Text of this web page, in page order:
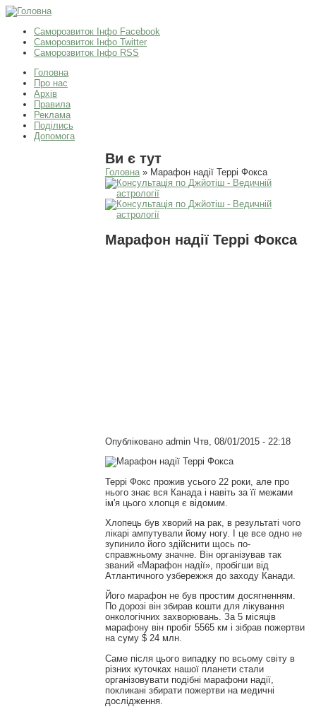
Саморозвиток Інфо Facebook
Саморозвиток Інфо Twitter
Саморозвиток Інфо RSS
Головна
Про нас
Архів
Правила
Реклама
Поділись
Допомога
Ви є тут
Головна» Марафон надії Террі Фокса
Марафон надії Террі Фокса
Опубліковано adminЧтв, 08/01/2015 - 22:18
Террі Фокс прожив усього 22 роки, але про
нього знає вся Канада і навіть за її межами
ім'я цього хлопця є відомим.
Хлопець був хворий на рак, в результаті чого
лікарі ампутували йому ногу. І це все одно не
зупинило його здійснити щось по-
справжньому значне. Він організував так
званий «Марафон надії», пробігши від
Атлантичного узбережжя до заходу Канади.
Його марафон не був простим досягненням.
По дорозі він збирав кошти для лікування
онкологічних захворювань. За 5 місяців
марафону він пробіг 5565 км і зібрав пожертви
на суму $ 24 млн.
Саме після цього випадку по всьому світу в
різних куточках нашої планети стали
організовувати подібні марафони надії,
покликані збирати пожертви на медичні
дослідження.